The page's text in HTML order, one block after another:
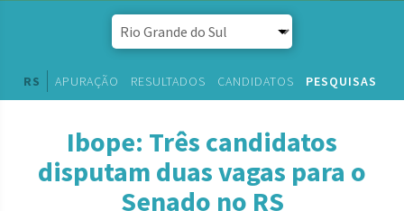
RS APURAÇÃO RESULTADOS CANDIDATOS PESQUISAS
Ibope: Três candidatos
disputam duas vagas para o
Senado no RS